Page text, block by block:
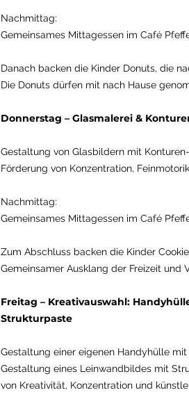
Nachmittag:
Gemeinsames Mittagessen im Café
Danach backen die Kinder Donuts, die
Die Donuts dürfen mit nach Hause
Donnerstag – Glasmalerei &
Gestaltung von Glasbildern mit
Förderung von Konzentration,
Nachmittag:
Gemeinsames Mittagessen im Café
Zum Abschluss backen die Kinder
Gemeinsamer Ausklang der Freizeit und
Freitag – Kreativauswahl:
Strukturpaste
Gestaltung einer eigenen Handyhülle
Gestaltung eines Leinwandbildes mit
von Kreativität, Konzentration und